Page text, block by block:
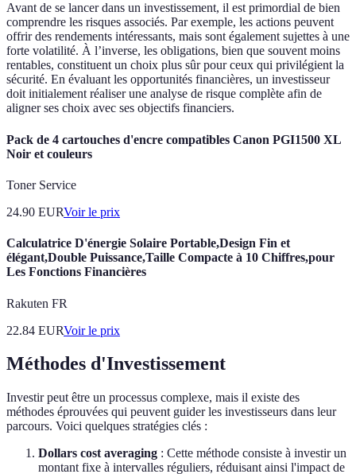
Avant de se lancer dans un investissement, il est primordial de bien
comprendre les risques associés. Par exemple, les actions peuvent
offrir des rendements intéressants, mais sont également sujettes à une
forte volatilité. À l’inverse, les obligations, bien que souvent moins
rentables, constituent un choix plus sûr pour ceux qui privilégient la
sécurité. En évaluant les opportunités financières, un investisseur
doit initialement réaliser une analyse de risque complète afin de
aligner ses choix avec ses objectifs financiers.
Pack de 4 cartouches d'encre compatibles Canon PGI1500 XL
Noir et couleurs
Toner Service
24.90 EURVoir le prix
Calculatrice D'énergie Solaire Portable,Design Fin et
élégant,Double Puissance,Taille Compacte à 10 Chiffres,pour
Les Fonctions Financières
Rakuten FR
22.84 EURVoir le prix
Méthodes d'Investissement
Investir peut être un processus complexe, mais il existe des
méthodes éprouvées qui peuvent guider les investisseurs dans leur
parcours. Voici quelques stratégies clés :
Dollars cost averaging : Cette méthode consiste à investir un
montant fixe à intervalles réguliers, réduisant ainsi l'impact de